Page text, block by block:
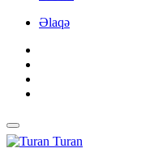
Əlaqə
Turan